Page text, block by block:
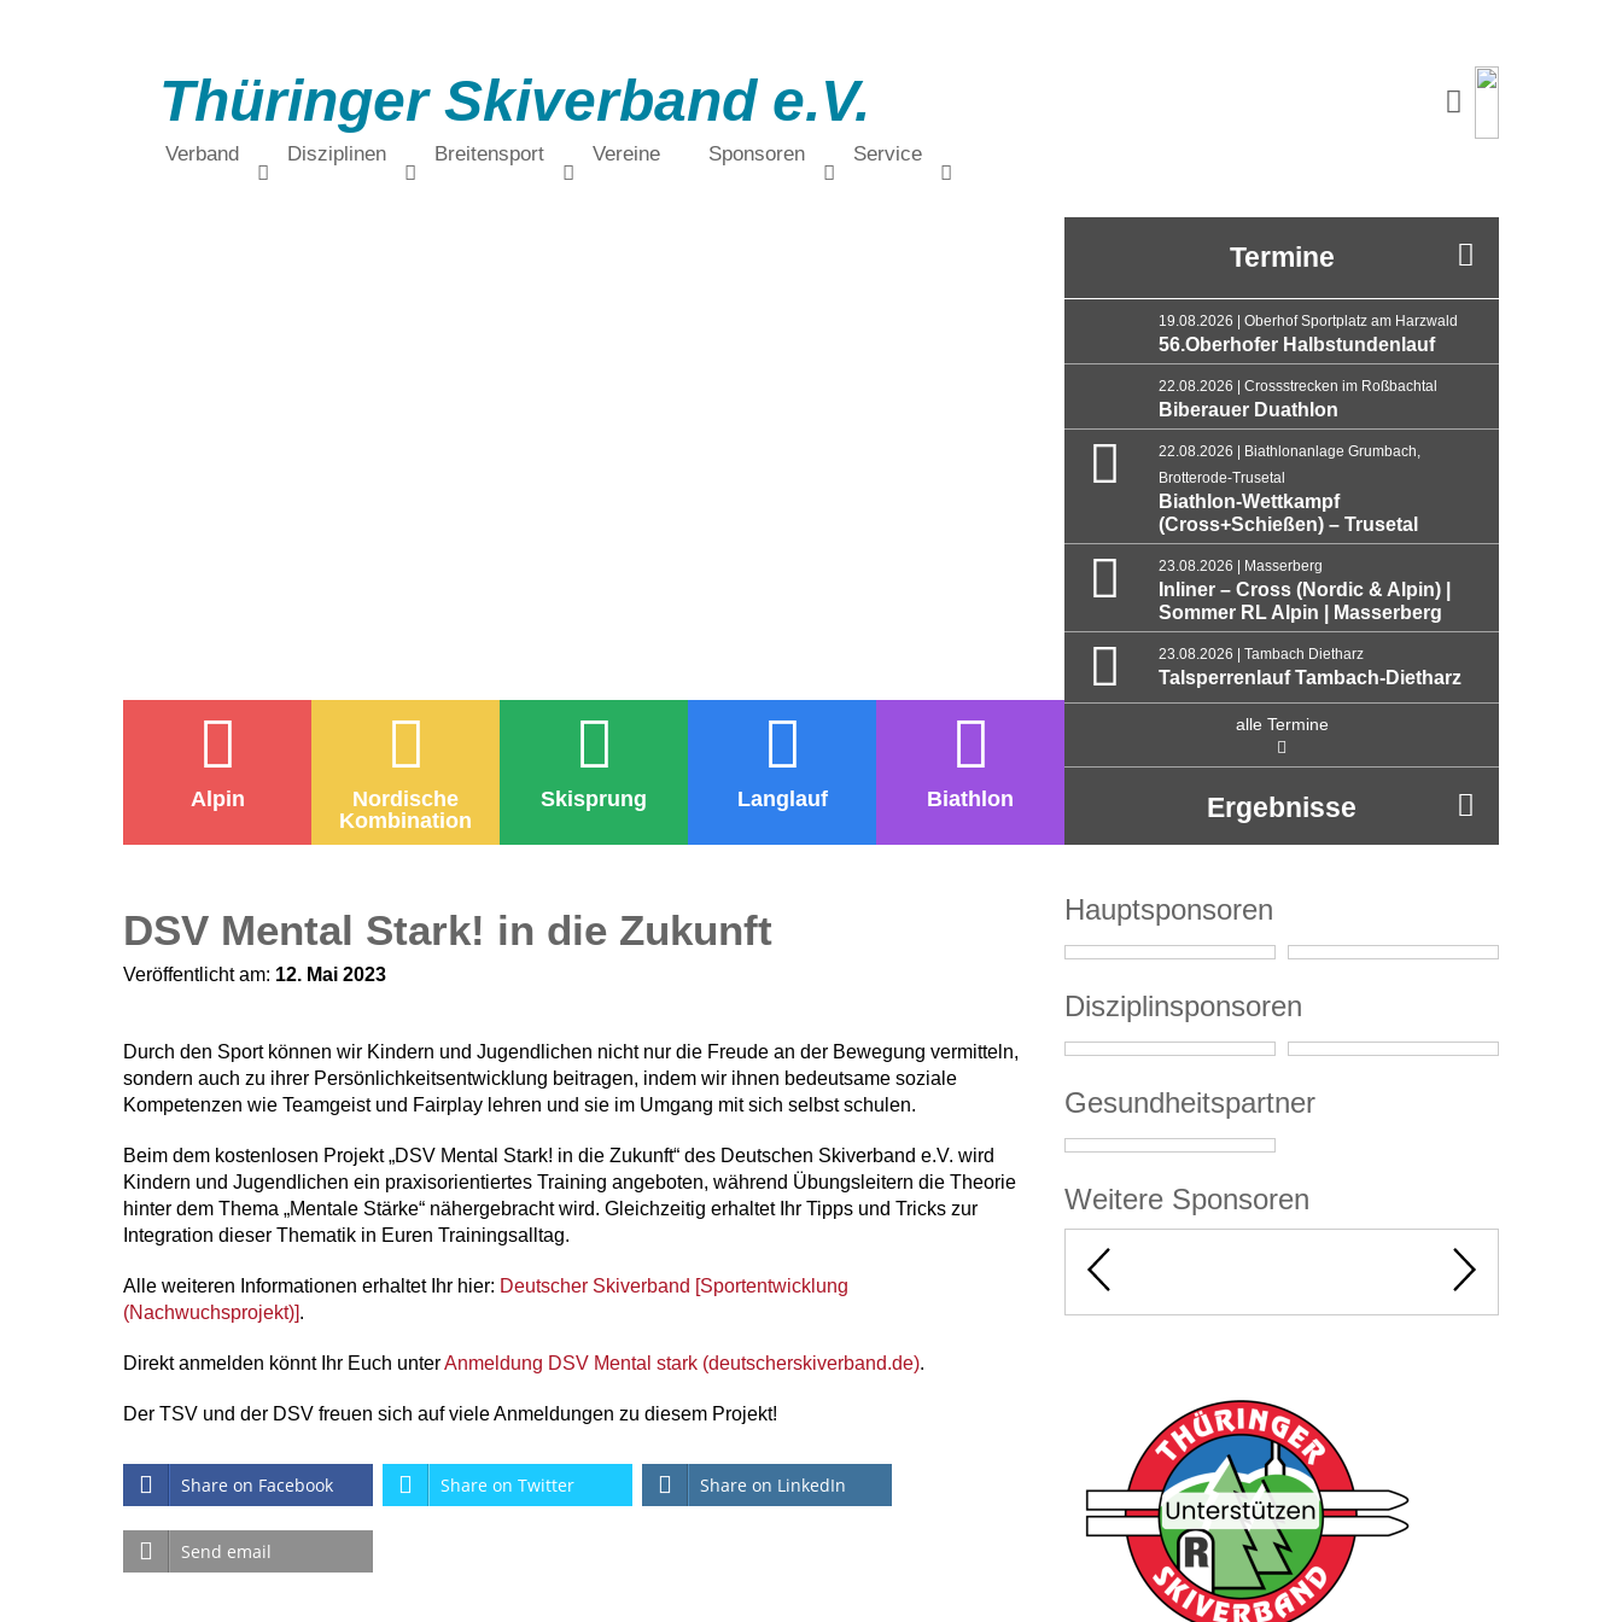
Thüringer Skiverband e.V.
Verband Disziplinen Breitensport Vereine Sponsoren Service
Alpin
Nordische
Kombination
Skisprung Langlauf Biathlon
Termine
19.08.2026 | Oberhof Sportplatz am Harzwald
56.Oberhofer Halbstundenlauf
22.08.2026 | Crossstrecken im Roßbachtal
Biberauer Duathlon
22.08.2026 | Biathlonanlage Grumbach,
Brotterode-Trusetal
Biathlon-Wettkampf
(Cross+Schießen) – Trusetal
23.08.2026 | Masserberg
Inliner – Cross (Nordic & Alpin) |
Sommer RL Alpin | Masserberg
23.08.2026 | Tambach Dietharz
Talsperrenlauf Tambach-Dietharz
alle Termine
Ergebnisse
DSV Mental Stark! in die Zukunft
Veröffentlicht am: 12. Mai 2023
Durch den Sport können wir Kindern und Jugendlichen nicht nur die Freude an der Bewegung vermitteln,
sondern auch zu ihrer Persönlichkeitsentwicklung beitragen, indem wir ihnen bedeutsame soziale
Kompetenzen wie Teamgeist und Fairplay lehren und sie im Umgang mit sich selbst schulen.
Beim dem kostenlosen Projekt „DSV Mental Stark! in die Zukunft“ des Deutschen Skiverband e.V. wird
Kindern und Jugendlichen ein praxisorientiertes Training angeboten, während Übungsleitern die Theorie
hinter dem Thema „Mentale Stärke“ nähergebracht wird. Gleichzeitig erhaltet Ihr Tipps und Tricks zur
Integration dieser Thematik in Euren Trainingsalltag.
Alle weiteren Informationen erhaltet Ihr hier: Deutscher Skiverband [Sportentwicklung
(Nachwuchsprojekt)].
Direkt anmelden könnt Ihr Euch unterAnmeldung DSV Mental stark (deutscherskiverband.de).
Der TSV und der DSV freuen sich auf viele Anmeldungen zu diesem Projekt!
Share on Facebook Share on Twitter Share on LinkedIn
Send email
Hauptsponsoren
Disziplinsponsoren
Gesundheitspartner
Weitere Sponsoren